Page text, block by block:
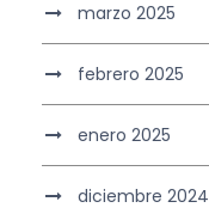
marzo 2025
febrero 2025
enero 2025
diciembre 2024